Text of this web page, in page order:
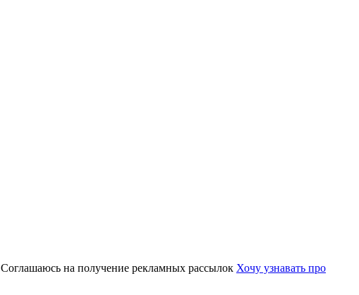
Соглашаюсь на получение рекламных рассылок Хочу узнавать про